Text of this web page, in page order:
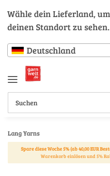
Wähle dein Lieferland,
deinen Standort zu sehen.
Deutschland
Lang Yarns
Spare diese Woche 5% (ab 40,00 EUR
Warenkorb einlösen und 5%